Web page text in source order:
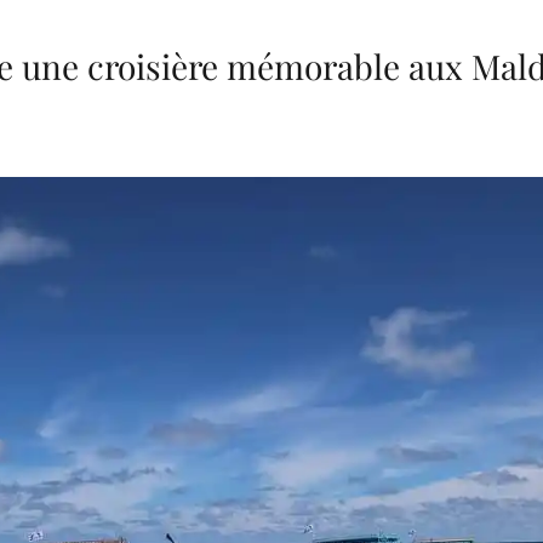
une croisière mémorable aux